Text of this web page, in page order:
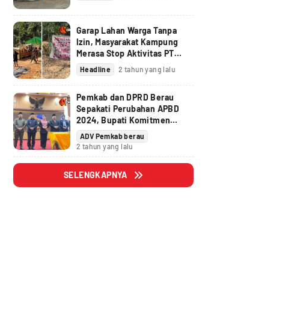
Garap Lahan Warga Tanpa
Izin, Masyarakat Kampung
Merasa Stop Aktivitas PT
Berau Coal
Headline 2 tahun yang lalu
Pemkab dan DPRD Berau
Sepakati Perubahan APBD
2024, Bupati Komitmen
Tindak Lanjuti Pandangan
Fraksi
ADV Pemkab berau
2 tahun yang lalu
SELENGKAPNYA